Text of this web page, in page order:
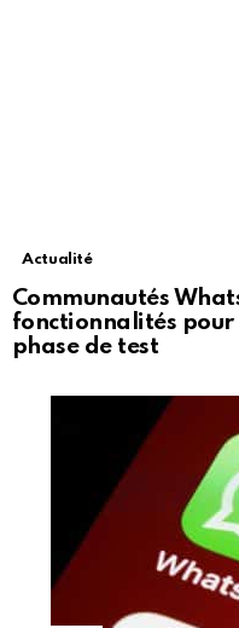
Actualité
Communautés
fonctionnalités pour
phase de test